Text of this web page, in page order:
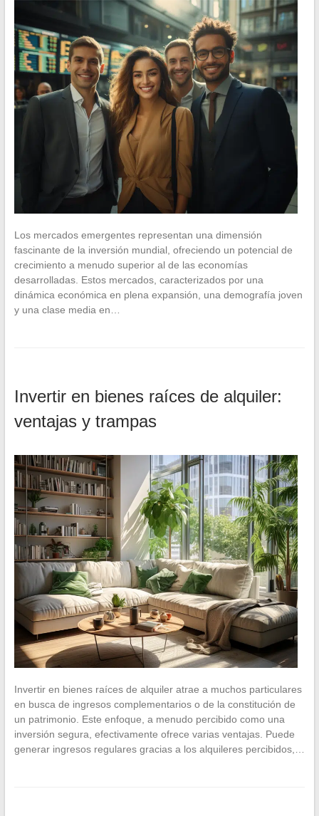
Los mercados emergentes representan una dimensión
fascinante de la inversión mundial, ofreciendo un potencial de
crecimiento a menudo superior al de las economías
desarrolladas. Estos mercados, caracterizados por una
dinámica económica en plena expansión, una demografía joven
y una clase media en…
Invertir en bienes raíces de alquiler:
ventajas y trampas
Invertir en bienes raíces de alquiler atrae a muchos particulares
en busca de ingresos complementarios o de la constitución de
un patrimonio. Este enfoque, a menudo percibido como una
inversión segura, efectivamente ofrece varias ventajas. Puede
generar ingresos regulares gracias a los alquileres percibidos,…